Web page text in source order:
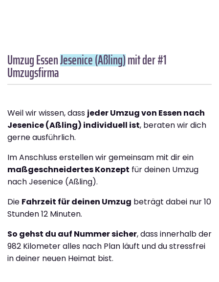
Umzug EssenJesenice (Aßling)mit der #1
Umzugsfirma
Weil wir wissen, dass jeder Umzug von Essen nach
Jesenice (Aßling) individuell ist, beraten wir dich
gerne ausführlich.
Im Anschluss erstellen wir gemeinsam mit dir ein
maßgeschneidertes Konzept für deinen Umzug
nach Jesenice (Aßling).
Die Fahrzeit für deinen Umzug beträgt dabei nur 10
Stunden 12 Minuten.
So gehst du auf Nummer sicher, dass innerhalb der
982 Kilometer alles nach Plan läuft und du stressfrei
in deiner neuen Heimat bist.